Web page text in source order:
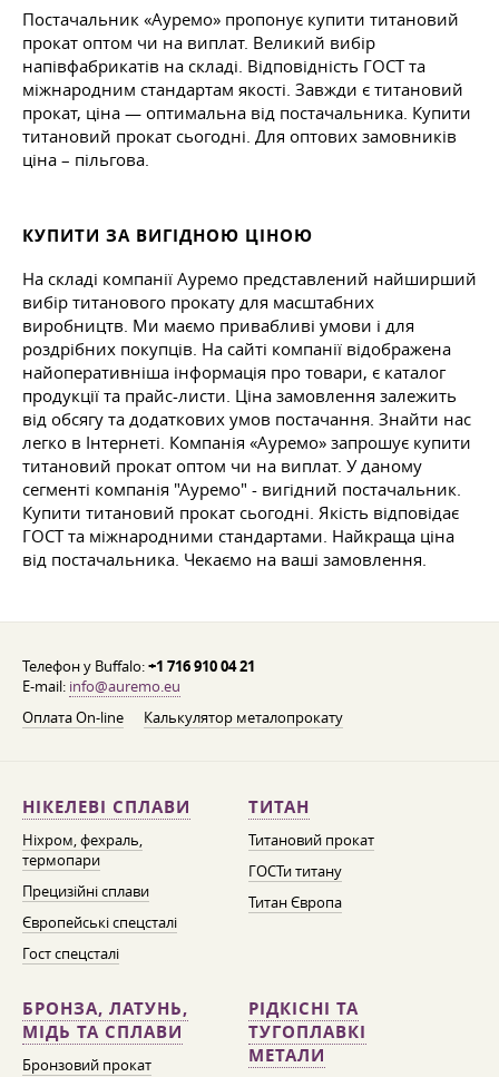
Постачальник «Ауремо» пропонує купити титановий
прокат оптом чи на виплат. Великий вибір
напівфабрикатів на складі. Відповідність ГОСТ та
міжнародним стандартам якості. Завжди є титановий
прокат, ціна — оптимальна від постачальника. Купити
титановий прокат сьогодні. Для оптових замовників
ціна – пільгова.
КУПИТИ ЗА ВИГІДНОЮ ЦІНОЮ
На складі компанії Ауремо представлений найширший
вибір титанового прокату для масштабних
виробництв. Ми маємо привабливі умови і для
роздрібних покупців. На сайті компанії відображена
найоперативніша інформація про товари, є каталог
продукції та прайс-листи. Ціна замовлення залежить
від обсягу та додаткових умов постачання. Знайти нас
легко в Інтернеті. Компанія «Ауремо» запрошує купити
титановий прокат оптом чи на виплат. У даному
сегменті компанія "Ауремо" - вигідний постачальник.
Купити титановий прокат сьогодні. Якість відповідає
ГОСТ та міжнародними стандартами. Найкраща ціна
від постачальника. Чекаємо на ваші замовлення.
Телефон у Buffalo:+1 716 910 04 21
E-mail: info@auremo.eu
Оплата On-line
Калькулятор металопрокату
НІКЕЛЕВІ СПЛАВИ
Ніхром, фехраль,
термопари
Прецизійні сплави
Європейські спецсталі
Гост спецсталі
ТИТАН
Титановий прокат
ГОСТи титану
Титан Європа
БРОНЗА, ЛАТУНЬ,
МІДЬ ТА СПЛАВИ
Бронзовий прокат
РІДКІСНІ ТА
ТУГОПЛАВКІ
МЕТАЛИ